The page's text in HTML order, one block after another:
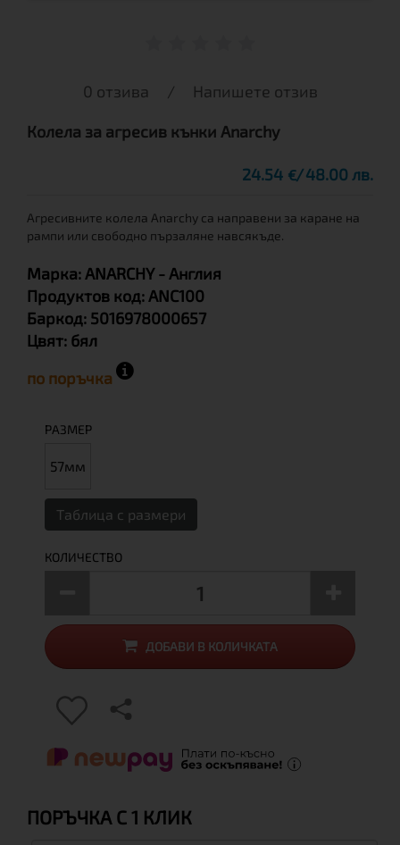
0 отзива / Напишете отзив
Колела за агресив кънки Anarchy
24.54 € 48.00 лв.
Агресивните колела Anarchy са направени за каране на
рампи или свободно пързаляне навсякъде.
Марка: ANARCHY - Англия
Продуктов код: ANC100
Баркод: 5016978000657
Цвят: бял
по поръчка
РАЗМЕР
57мм
Таблица с размери
КОЛИЧЕСТВО
ДОБАВИ В КОЛИЧКАТА
ПОРЪЧКА С 1 КЛИК